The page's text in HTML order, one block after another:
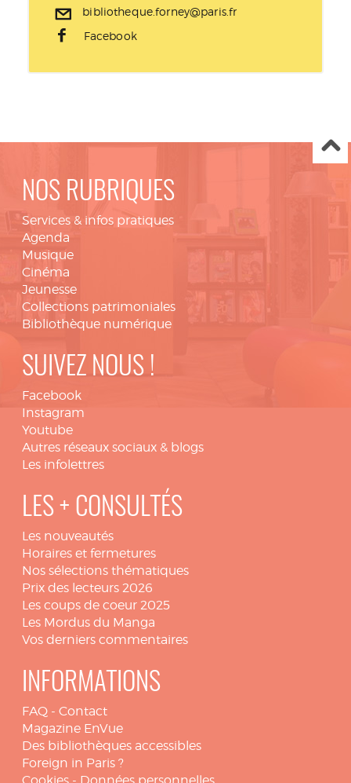
bibliotheque.forney@paris.fr
Facebook
NOS RUBRIQUES
Services & infos pratiques
Agenda
Musique
Cinéma
Jeunesse
Collections patrimoniales
Bibliothèque numérique
SUIVEZ NOUS !
Facebook
Instagram
Youtube
Autres réseaux sociaux & blogs
Les infolettres
LES + CONSULTÉS
Les nouveautés
Horaires et fermetures
Nos sélections thématiques
Prix des lecteurs 2026
Les coups de coeur 2025
Les Mordus du Manga
Vos derniers commentaires
INFORMATIONS
FAQ - Contact
Magazine EnVue
Des bibliothèques accessibles
Foreign in Paris ?